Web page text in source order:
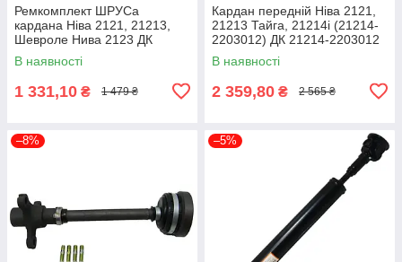
Ремкомплект ШРУСа
кардана Ніва 2121, 21213,
Шевроле Нива 2123 ДК
21214-2201160
В наявності
1 331,10 ₴ 1 479 ₴
Кардан передній Ніва 2121,
21213 Тайга, 21214i (21214-
2203012) ДК 21214-2203012
В наявності
2 359,80 ₴ 2 565 ₴
–8% –5%